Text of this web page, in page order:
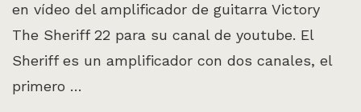
en vídeo del amplificador de guitarra Victory
The Sheriff 22 para su canal de youtube. El
Sheriff es un amplificador con dos canales, el
primero …